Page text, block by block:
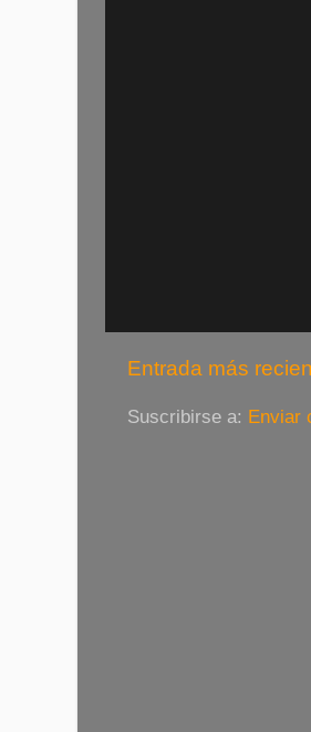
Entrada más
Suscribirse a: Enviar